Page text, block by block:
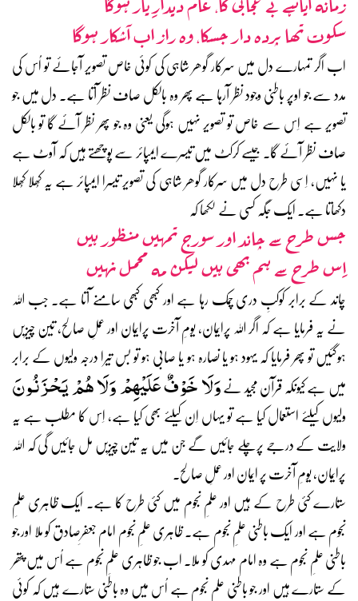
سکوت تھا پردہ دار جسکا، وہ راز اب آشکار ہوگا
اب اگر تمہارے دل میں سرکار گوھر شاہی کی کوئی خاص تصویر آجائے تو اُس کی
مدد سے جو اوپر باطنی وجود نظر آرہا ہے پھر وہ بالکل صاف نظر آتا ہے۔ دل میں جو
تصویر ہے اِس سے خاص تو تصویر نہیں ہوگی یعنی وہ جو پھر نظر آئے گا تو بالکل
صاف نظر آئے گا۔ جیسے کرکٹ میں تیسرے ایمپائر سے پوچھتے ہیں کہ آوٹ ہے
یا نہیں، اِسی طرح دل میں سرکار گوھر شاہی کی تصویر تیسرا ایمپائر ہے یہ کُھلا کُھلا
دکھاتا ہے۔ ایک جگہ کسی نے لکھا کہ
جس طرح سے چاند اور سورج تمہیں منظور ہیں
اِس طرح سے ہم بھی ہیں لیکن مہ محمل نہیں
چاند کے برابر کوکبِ دری چمک رہا ہے اور کبھی کبھی سامنے آتا ہے۔ جب اللہ
نے یہ فرمایا ہے کہ اگر اللہ پرایمان، یومِ آخرت پرایمان اور عملِ صالح، تین چیزیں
ہوگئیں تو پھر فرمایا کہ یہود ہو یا نصارہ ہو یا صابی ہو تو بس تیرا درجہ ولیوں کے برابر
میں ہے کیونکہ قرآن مجید نےوَلَا خَوْفٌ عَلَيْهِمْ وَلَا هُمْ يَحْزَنُونَ
ولیوں کیلئے استعمال کیا ہے تو یہاں اِن کیلئے بھی کیا ہے، اِس کا مطلب ہے یہ
ولایت کے درجے پرچلے جائیں گے جن میں یہ تین چیزیں مل جائیں گی کہ اللہ
پرایمان، یومِ آخرت پر ایمان اور عملِ صالح۔
ستارے کئی طرح کے ہیں اور علمِ نجوم میں کئی طرح کا ہے۔ ایک ظاہری علمِ
نجوم ہے اور ایک باطنی علمِ نجوم ہے۔ ظاہری علمِ نجوم امام جعفرِصادق کو ملا اور جو
باطنی علمِ نجوم ہے وہ امام مہدی کو ملا۔ اب جو ظاہری علمِ نجوم ہے اُس میں پتھر
کے ستارے ہیں اور جو باطنی علمِ نجوم ہے اُس میں وہ باطنی ستارے ہیں کہ کوئی